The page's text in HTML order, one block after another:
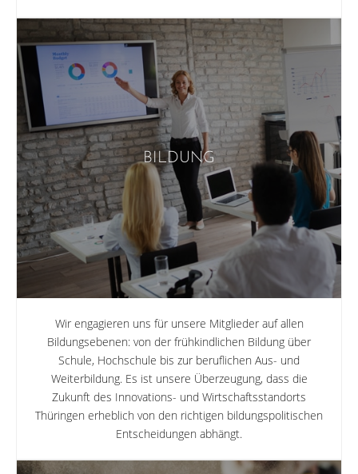
BILDUNG
Wir engagieren uns für unsere Mitglieder auf allen
Bildungsebenen: von der frühkindlichen Bildung über
Schule, Hochschule bis zur beruflichen Aus- und
Weiterbildung. Es ist unsere Überzeugung, dass die
Zukunft des Innovations- und Wirtschaftsstandorts
Thüringen erheblich von den richtigen bildungspolitischen
Entscheidungen abhängt.